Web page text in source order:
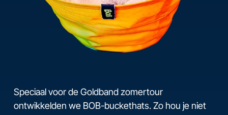
Speciaal voor de Goldband zomertour
ontwikkelden we BOB-buckethats. Zo hou je niet